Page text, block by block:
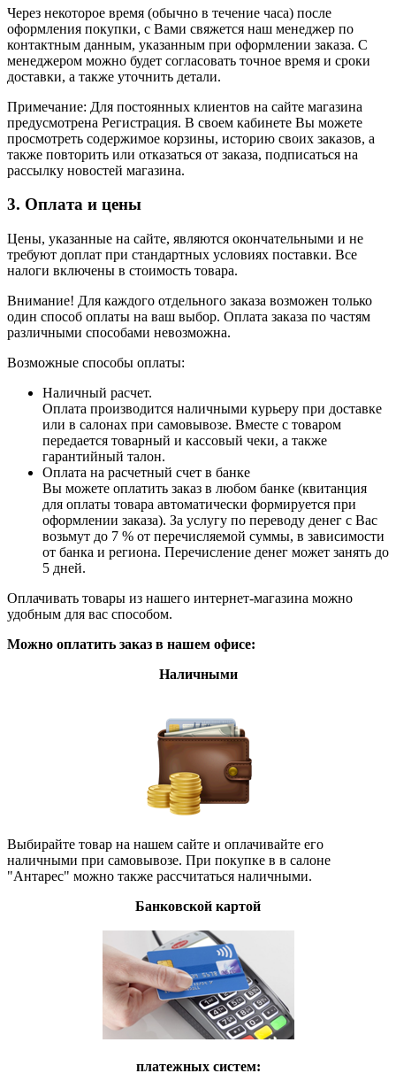
Через некоторое время (обычно в течение часа) после
оформления покупки, с Вами свяжется наш менеджер по
контактным данным, указанным при оформлении заказа. С
менеджером можно будет согласовать точное время и сроки
доставки, а также уточнить детали.
Примечание: Для постоянных клиентов на сайте магазина
предусмотрена Регистрация. В своем кабинете Вы можете
просмотреть содержимое корзины, историю своих заказов, а
также повторить или отказаться от заказа, подписаться на
рассылку новостей магазина.
3. Оплата и цены
Цены, указанные на сайте, являются окончательными и не
требуют доплат при стандартных условиях поставки. Все
налоги включены в стоимость товара.
Внимание! Для каждого отдельного заказа возможен только
один способ оплаты на ваш выбор. Оплата заказа по частям
различными способами невозможна.
Возможные способы оплаты:
Наличный расчет.
Оплата производится наличными курьеру при доставке
или в салонах при самовывозе. Вместе с товаром
передается товарный и кассовый чеки, а также
гарантийный талон.
Оплата на расчетный счет в банке
Вы можете оплатить заказ в любом банке (квитанция
для оплаты товара автоматически формируется при
оформлении заказа). За услугу по переводу денег с Вас
возьмут до 7 % от перечисляемой суммы, в зависимости
от банка и региона. Перечисление денег может занять до
5 дней.
Оплачивать товары из нашего интернет-магазина можно
удобным для вас способом.
Можно оплатить заказ в нашем офисе:
Наличными
Выбирайте товар на нашем сайте и оплачивайте его
наличными при самовывозе. При покупке в в салоне
"Антарес" можно также рассчитаться наличными.
Банковской картой
платежных систем: